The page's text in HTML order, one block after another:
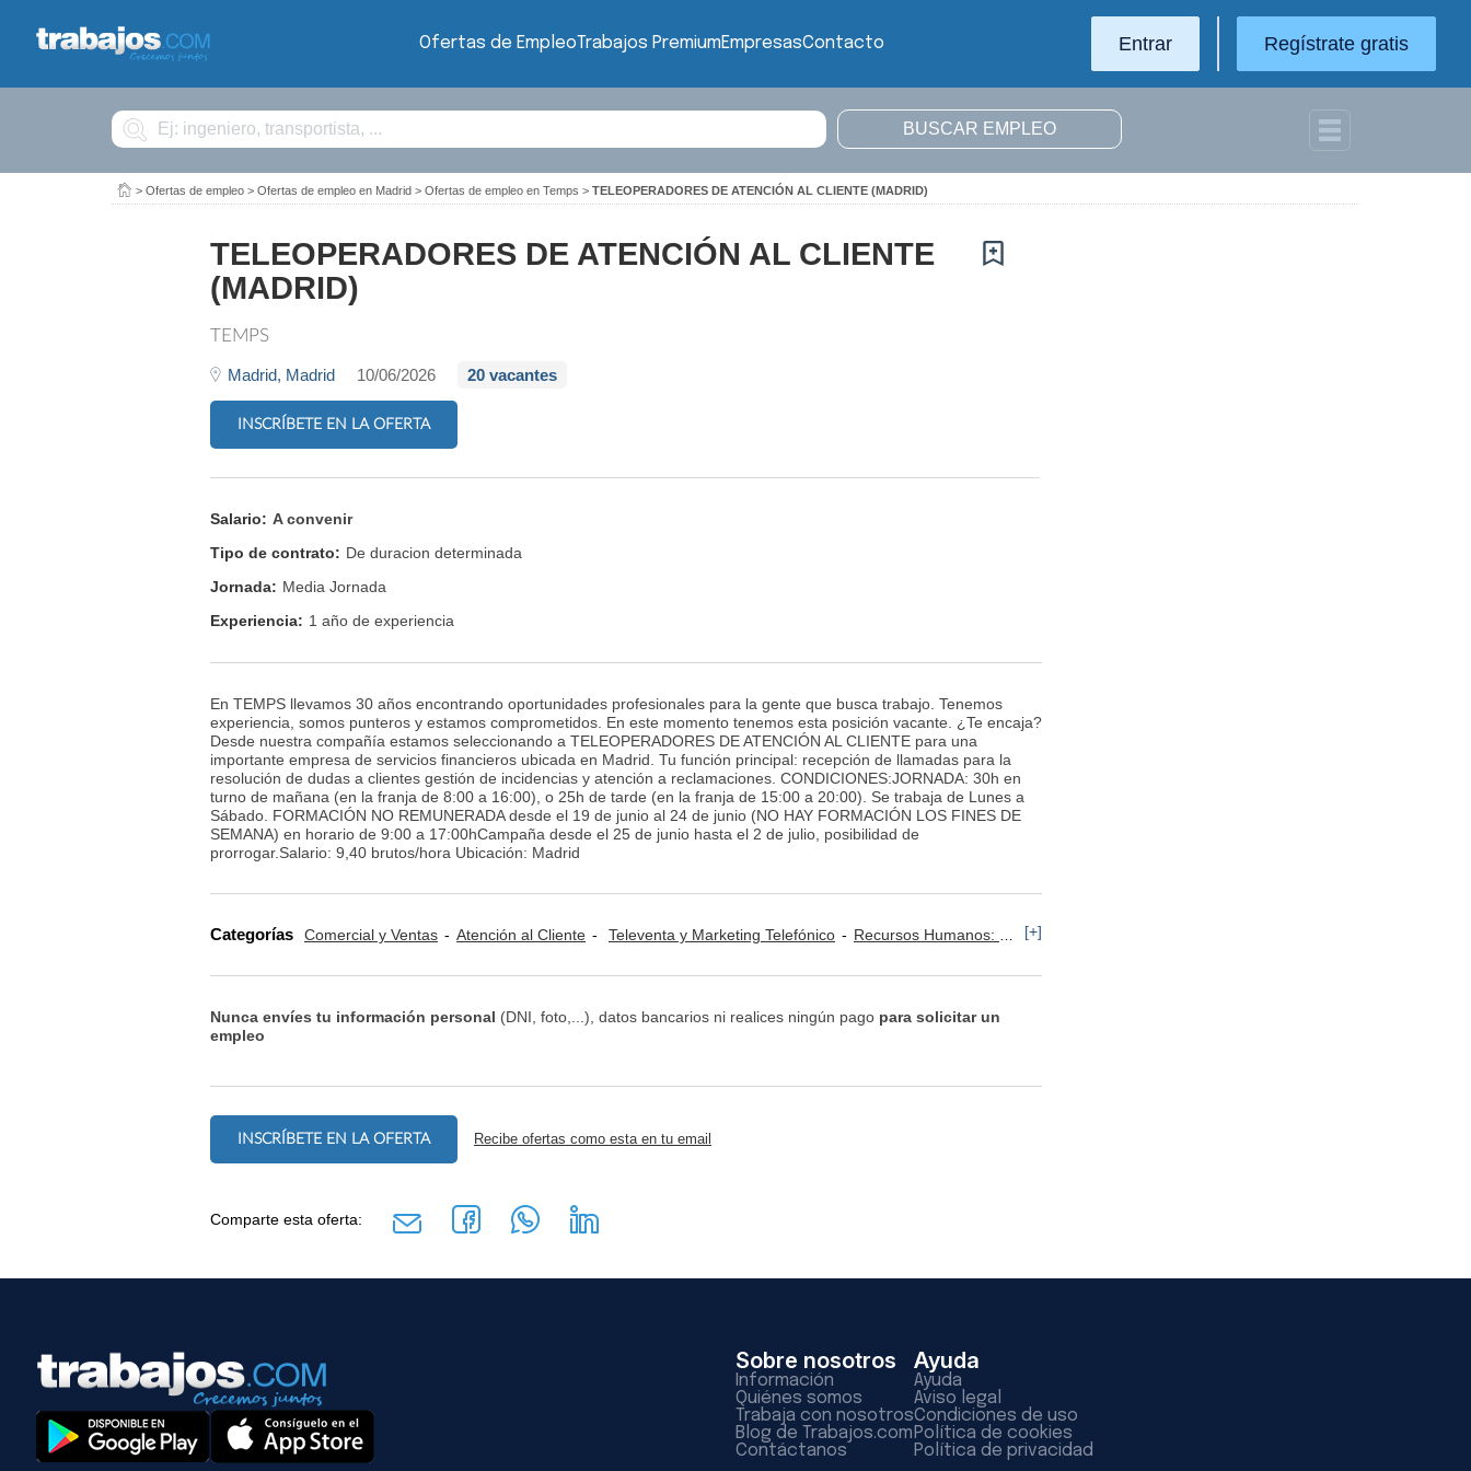
Ofertas de EmpleoTrabajos PremiumEmpresasContacto Entrar Regístrate gratis
Buscar
> Ofertas de empleo > Ofertas de empleo en Madrid > Ofertas de empleo en Temps > TELEOPERADORES DE ATENCIÓN AL CLIENTE (MADRID)
TELEOPERADORES DE ATENCIÓN AL CLIENTE
(MADRID)
TEMPS
Madrid, Madrid 10/06/2026 20 vacantes
INSCRÍBETE EN LA OFERTA
Salario: A convenir
Tipo de contrato: De duracion determinada
Jornada: Media Jornada
Experiencia: 1 año de experiencia
En TEMPS llevamos 30 años encontrando oportunidades profesionales para la gente que busca trabajo. Tenemos
experiencia, somos punteros y estamos comprometidos. En este momento tenemos esta posición vacante. ¿Te encaja?
Desde nuestra compañía estamos seleccionando a TELEOPERADORES DE ATENCIÓN AL CLIENTE para una
importante empresa de servicios financieros ubicada en Madrid. Tu función principal: recepción de llamadas para la
resolución de dudas a clientes gestión de incidencias y atención a reclamaciones. CONDICIONES:JORNADA: 30h en
turno de mañana (en la franja de 8:00 a 16:00), o 25h de tarde (en la franja de 15:00 a 20:00). Se trabaja de Lunes a
Sábado. FORMACIÓN NO REMUNERADA desde el 19 de junio al 24 de junio (NO HAY FORMACIÓN LOS FINES DE
SEMANA) en horario de 9:00 a 17:00hCampaña desde el 25 de junio hasta el 2 de julio, posibilidad de
prorrogar.Salario: 9,40 brutos/hora Ubicación: Madrid
Categorías Comercial y Ventas Atención al Cliente Televenta y Marketing Telefónico Recursos Humanos: ETT [+]
Nunca envíes tu información personal (DNI, foto,...), datos bancarios ni realices ningún pago para solicitar un
empleo
INSCRÍBETE EN LA OFERTA Recibe ofertas como esta en tu email
Comparte esta oferta:
Sobre nosotros
Información
Quiénes somos
Trabaja con nosotros
Blog de Trabajos.com
Contáctanos
Ayuda
Ayuda
Aviso legal
Condiciones de uso
Política de cookies
Política de privacidad